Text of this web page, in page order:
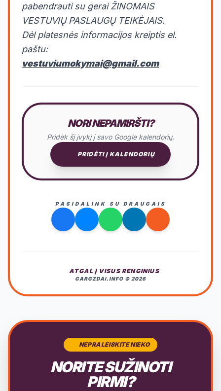
pabendrauti su gerai ŽINOMAIS
VESTUVIŲ PASLAUGŲ TEIKĖJAIS.
Dėl platesnės informacijos kreiptis el.
paštu:
vestuviumokymai@gmail.com
NORI NEPAMIRŠTI?
Pridėk šį įvykį į savo Google kalendorių.
PRIDĖTI Į KALENDORIŲ
PASIDALINK SU DRAUGAIS
ATGAL Į VISUS RENGINIUS
GARGZDAI.INFO © 2026
NEPRALEISKITE NIEKO
NORITE SUŽINOTI
PIRMI?